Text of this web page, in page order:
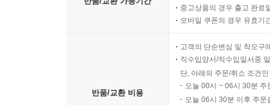
중고상품의 경우 출고 완료
모바일 쿠폰의 경우 유효기
반품/교환 비용
고객의 단순변심 및 착오구
직수입양서/직수입일서중
단, 아래의 주문/취소 조건
오늘 00시 ~ 06시 30분
오늘 06시 30분 이후 주